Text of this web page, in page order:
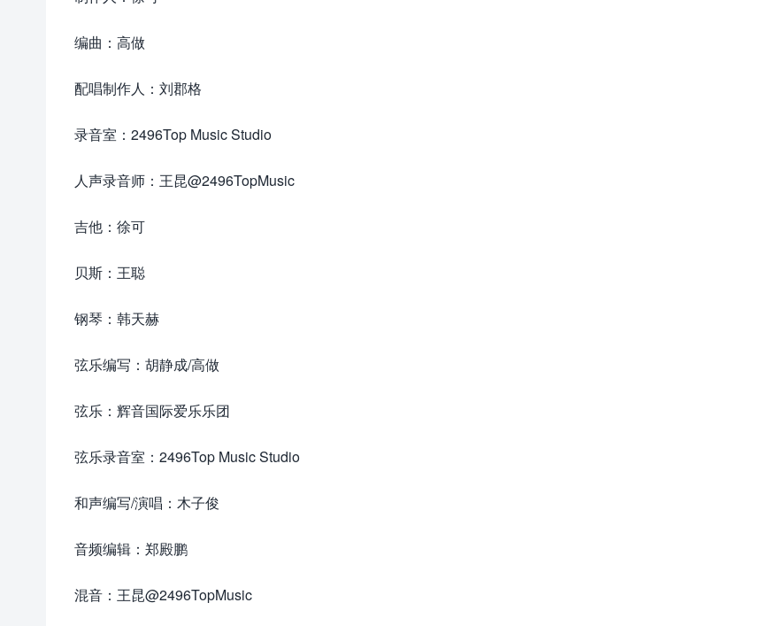
编曲：高做
配唱制作人：刘郡格
录音室：2496Top Music Studio
人声录音师：王昆@2496TopMusic
吉他：徐可
贝斯：王聪
钢琴：韩天赫
弦乐编写：胡静成/高做
弦乐：辉音国际爱乐乐团
弦乐录音室：2496Top Music Studio
和声编写/演唱：木子俊
音频编辑：郑殿鹏
混音：王昆@2496TopMusic